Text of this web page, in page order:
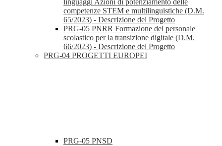
linguaggi Azioni di potenziamento delle
competenze STEM e multilinguistiche (D.M.
65/2023) - Descrizione del Progetto
PRG-05 PNRR Formazione del personale
scolastico per la transizione digitale (D.M.
66/2023) - Descrizione del Progetto
PRG-04 PROGETTI EUROPEI
PRG-05 PNSD